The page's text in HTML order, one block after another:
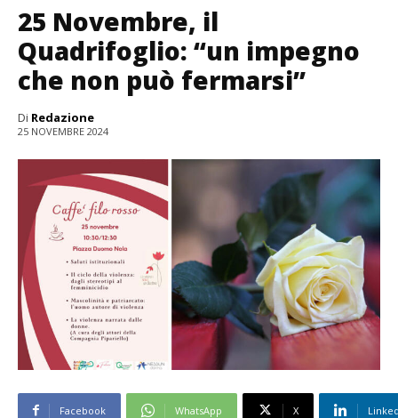
25 Novembre, il
Quadrifoglio: “un impegno
che non può fermarsi”
Di Redazione
25 NOVEMBRE 2024
Facebook WhatsApp X